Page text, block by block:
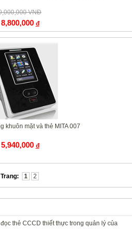
thẻ CCCD thiết thực trong quản lý của
VNĐ
8,800,000 đ
khuôn mặt và thẻ MITA 007
5,940,000 đ
Trang: 1 2